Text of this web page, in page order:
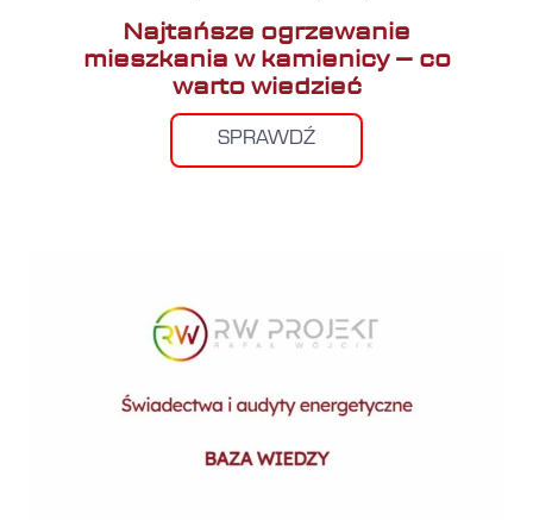
Najtańsze ogrzewanie
mieszkania w kamienicy – co
warto wiedzieć
SPRAWDŹ